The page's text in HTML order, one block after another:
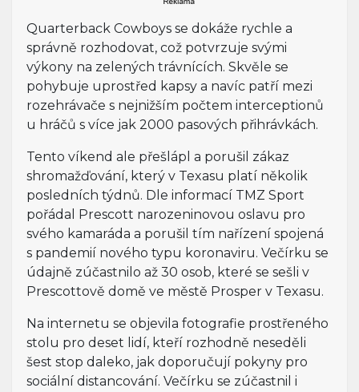
Quarterback Cowboys se dokáže rychle a
správně rozhodovat, což potvrzuje svými
výkony na zelených trávnících. Skvěle se
pohybuje uprostřed kapsy a navíc patří mezi
rozehrávače s nejnižším počtem interceptionů
u hráčů s více jak 2000 pasových přihrávkách.
Tento víkend ale přešlápl a porušil zákaz
shromažďování, který v Texasu platí několik
posledních týdnů. Dle informací TMZ Sport
pořádal Prescott narozeninovou oslavu pro
svého kamaráda a porušil tím nařízení spojená
s pandemií nového typu koronaviru. Večírku se
údajně zúčastnilo až 30 osob, které se sešli v
Prescottově domě ve městě Prosper v Texasu.
Na internetu se objevila fotografie prostřeného
stolu pro deset lidí, kteří rozhodně neseděli
šest stop daleko, jak doporučují pokyny pro
sociální distancování. Večírku se zúčastnil i